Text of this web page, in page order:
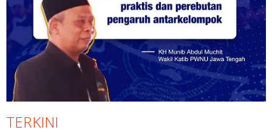
TERKINI